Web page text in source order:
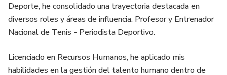
✅ Hoja editable: “Plan de Partido CAMBIA”.
🎁 Bono Early Bird (hasta 20/08): Checklist “Cierra el Set”
Deporte, he consolidado una trayectoria destacada en
diversos roles y áreas de influencia. Profesor y Entrenador
Nacional de Tenis - Periodista Deportivo.
Licenciado en Recursos Humanos, he aplicado mis
habilidades en la gestión del talento humano dentro de